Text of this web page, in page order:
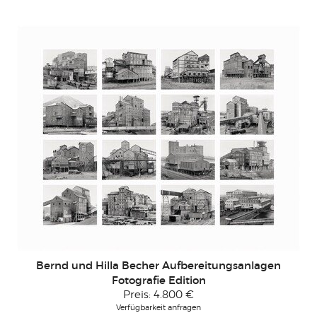
Bernd und Hilla Becher Aufbereitungsanlagen
Fotografie Edition
Preis: 4.800 €
Verfügbarkeit anfragen